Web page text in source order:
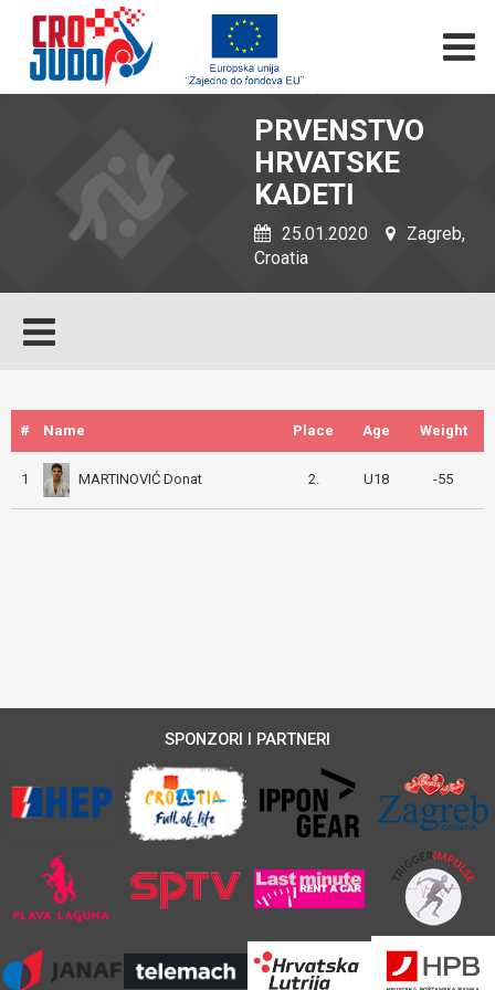
PRVENSTVO
HRVATSKE
KADETI
25.01.2020
Zagreb,
Croatia
# Name Place Age Weight
1 MARTINOVIĆ Donat 2. U18 -55
SPONZORI I PARTNERI